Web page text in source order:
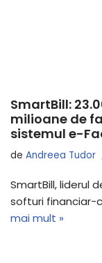
SmartBill:
milioane de
sistemul e-
de Andreea Tudor
SmartBill, liderul
softuri financiar-
mai mult »